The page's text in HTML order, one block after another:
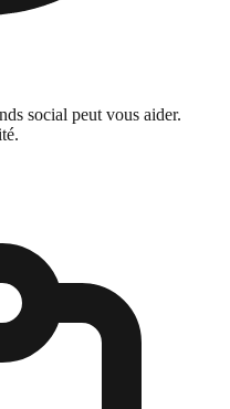
social peut vous aider.